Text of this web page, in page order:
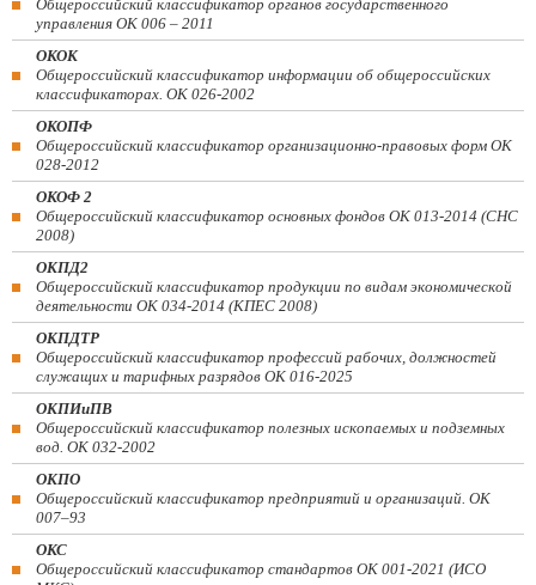
Общероссийский классификатор органов государственного
управления ОК 006 – 2011
ОКОК
Общероссийский классификатор информации об общероссийских
классификаторах. ОК 026-2002
ОКОПФ
Общероссийский классификатор организационно-правовых форм ОК
028-2012
ОКОФ 2
Общероссийский классификатор основных фондов ОК 013-2014 (СНС
2008)
ОКПД2
Общероссийский классификатор продукции по видам экономической
деятельности ОК 034-2014 (КПЕС 2008)
ОКПДТР
Общероссийский классификатор профессий рабочих, должностей
служащих и тарифных разрядов ОК 016-2025
ОКПИиПВ
Общероссийский классификатор полезных ископаемых и подземных
вод. ОК 032-2002
ОКПО
Общероссийский классификатор предприятий и организаций. ОК
007–93
ОКС
Общероссийский классификатор стандартов ОК 001-2021 (ИСО